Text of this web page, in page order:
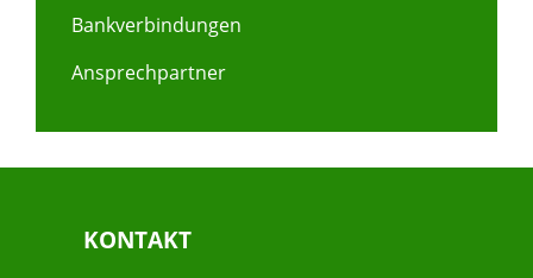
Bankverbindungen
Ansprechpartner
KONTAKT